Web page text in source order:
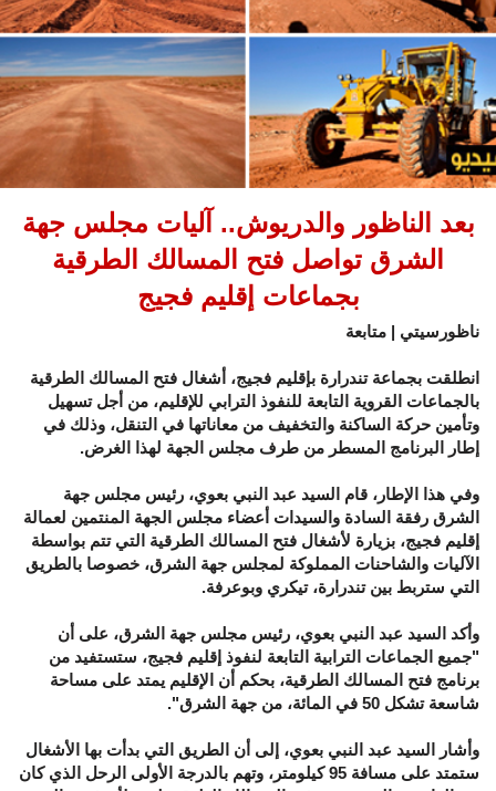
بعد الناظور والدريوش.. آليات مجلس جهة
الشرق تواصل فتح المسالك الطرقية
بجماعات إقليم فجيج
ناظورسيتي | متابعة
انطلقت بجماعة تندرارة بإقليم فجيج، أشغال فتح المسالك الطرقية
بالجماعات القروية التابعة للنفوذ الترابي للإقليم، من أجل تسهيل
وتأمين حركة الساكنة والتخفيف من معاناتها في التنقل، وذلك في
إطار البرنامج المسطر من طرف مجلس الجهة لهذا الغرض.
وفي هذا الإطار، قام السيد عبد النبي بعوي، رئيس مجلس جهة
الشرق رفقة السادة والسيدات أعضاء مجلس الجهة المنتمين لعمالة
إقليم فجيج، بزيارة لأشغال فتح المسالك الطرقية التي تتم بواسطة
الآليات والشاحنات المملوكة لمجلس جهة الشرق، خصوصا بالطريق
التي ستربط بين تندرارة، تيكري وبوعرفة.
وأكد السيد عبد النبي بعوي، رئيس مجلس جهة الشرق، على أن
"جميع الجماعات الترابية التابعة لنفوذ إقليم فجيج، ستستفيد من
برنامج فتح المسالك الطرقية، بحكم أن الإقليم يمتد على مساحة
شاسعة تشكل 50 في المائة، من جهة الشرق".
وأشار السيد عبد النبي بعوي، إلى أن الطريق التي بدأت بها الأشغال
ستمتد على مسافة 95 كيلومتر، وتهم بالدرجة الأولى الرحل الذي كان